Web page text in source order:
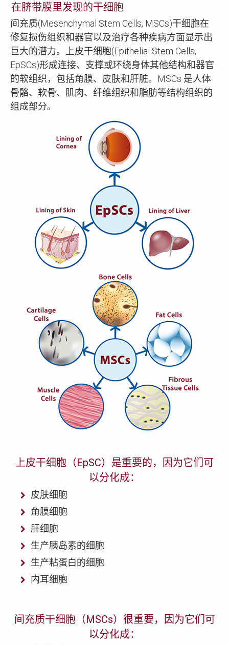
在脐带膜里发现的干细胞
间充质(Mesenchymal Stem Cells, MSCs)干细胞在
修复损伤组织和器官以及治疗各种疾病方面显示出
巨大的潜力。上皮干细胞(Epithelial Stem Cells,
EpSCs)形成连接、支撑或环绕身体其他结构和器官
的软组织，包括角膜、皮肤和肝脏。MSCs 是人体
骨骼、软骨、肌肉、纤维组织和脂肪等结构组织的
组成部分。
上皮干细胞（EpSC）是重要的，因为它们可
以分化成：
皮肤细胞
角膜细胞
肝细胞
生产胰岛素的细胞
生产粘蛋白的细胞
内耳细胞
间充质干细胞（MSCs）很重要，因为它们可
以分化成：